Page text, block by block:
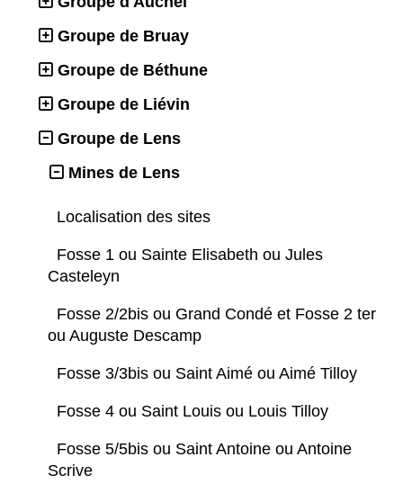
Groupe de Bruay
Groupe de Béthune
Groupe de Liévin
Groupe de Lens
Mines de Lens
Localisation des sites
Fosse 1 ou Sainte Elisabeth ou Jules
Casteleyn
Fosse 2/2bis ou Grand Condé et Fosse 2 ter
ou Auguste Descamp
Fosse 3/3bis ou Saint Aimé ou Aimé Tilloy
Fosse 4 ou Saint Louis ou Louis Tilloy
Fosse 5/5bis ou Saint Antoine ou Antoine
Scrive